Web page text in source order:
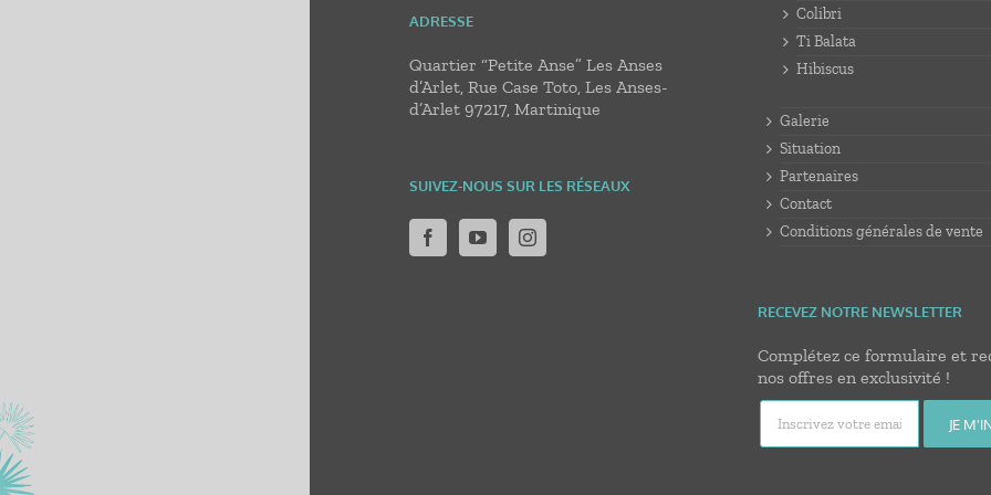
ADRESSE
Quartier “Petite Anse” Les Anses
d’Arlet, Rue Case Toto, Les Anses-
d’Arlet 97217, Martinique
SUIVEZ-NOUS SUR LES RÉSEAUX
Colibri
Ti Balata
Hibiscus
Galerie
Situation
Partenaires
Contact
Conditions générales de vente
RECEVEZ NOTRE NEWSLETTER
Complétez ce formulaire et
nos offres en exclusivité !